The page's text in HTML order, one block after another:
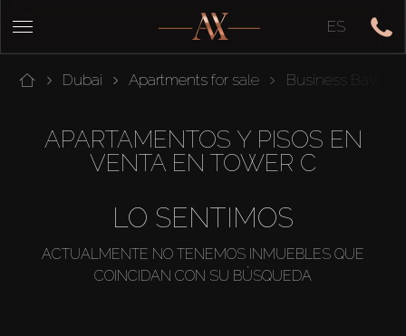
ES
Dubai Apartments for sale Business Bay
APARTAMENTOS Y PISOS EN
VENTA EN TOWER C
LO SENTIMOS
ACTUALMENTE NO TENEMOS INMUEBLES QUE
COINCIDAN CON SU BÚSQUEDA